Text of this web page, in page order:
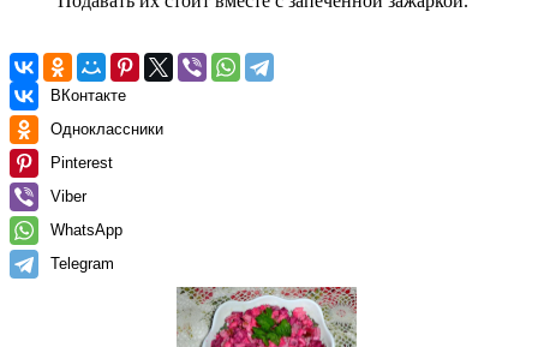
ВКонтакте
Одноклассники
Pinterest
Viber
WhatsApp
Telegram